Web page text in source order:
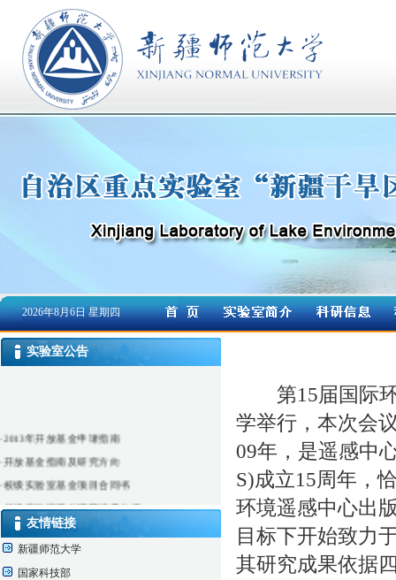
2026年8月6日 星期四
实验室公告
· 2013年开放基金申请指南
·开放基金指南及研究方向
·校级实验室基金项目合同书
校级实验室开放课题结果公布
仪器实验室借用申请表
友情链接
新疆师范大学
国家科技部
第15届国际环
学举行，本次会
09年，是遥感中
S)成立15周年，
环境遥感中心出
目标下开始致力
其研究成果依据